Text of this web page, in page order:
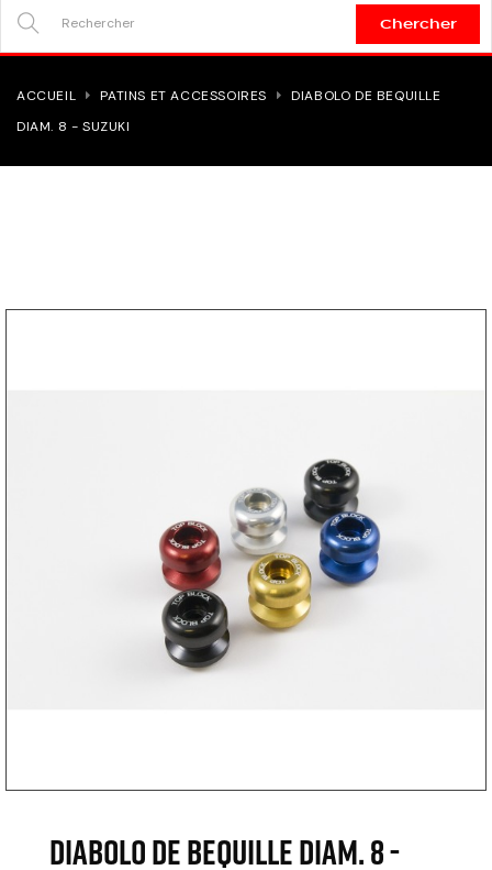
Chercher
ACCUEIL PATINS ET ACCESSOIRES
DIABOLO DE BEQUILLE
DIAM. 8 - SUZUKI
DIABOLO DE BEQUILLE DIAM. 8 -